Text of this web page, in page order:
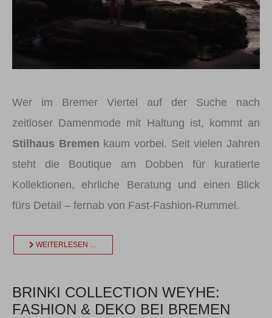
Wer im Bremer Viertel auf der Suche nach
zeitloser Damenmode mit Haltung ist, kommt an
Stilhaus Bremen kaum vorbei. Seit vielen Jahren
steht die Boutique am Dobben für kuratierte
Kollektionen, ehrliche Beratung und einen Blick
fürs Detail – fernab von Fast-Fashion-Rummel.
WEITERLESEN …
BRINKI COLLECTION WEYHE:
FASHION & DEKO BEI BREMEN